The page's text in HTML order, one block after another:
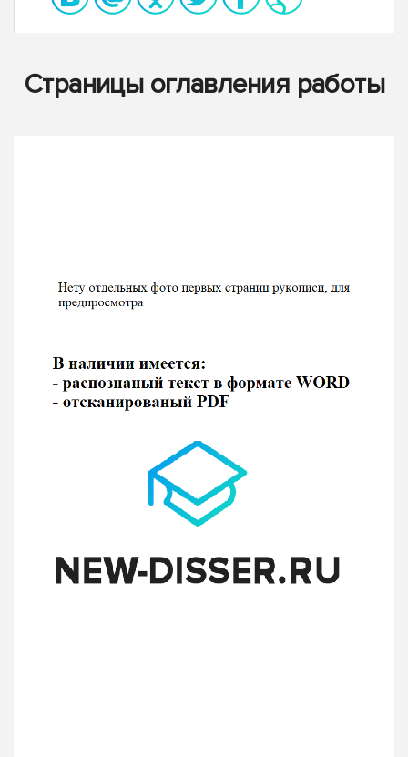
Страницы оглавления работы